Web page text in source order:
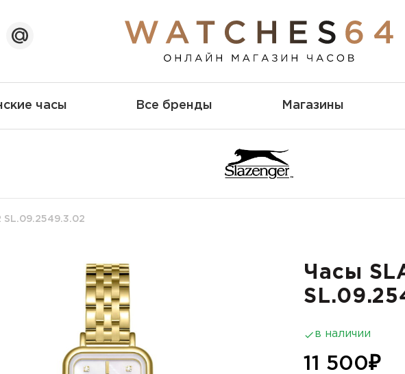
часы Все бренды Магазины
SL.09.2549.3.02
Часы
в наличии
11 500₽